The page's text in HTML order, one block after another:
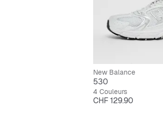
New Balance
530
4 Couleurs
Prix
CHF 129.90